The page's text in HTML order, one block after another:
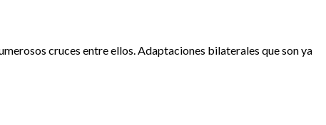
cruces entre ellos. Adaptaciones bilaterales que son ya